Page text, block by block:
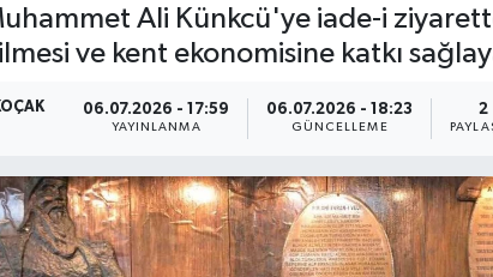
Ali Künkcü'ye iade-i
ve kent ekonomisine katkı
06.07.2026 - 17:59
YAYINLANMA
06.07.2026 - 18:23
GÜNCELLEME
2